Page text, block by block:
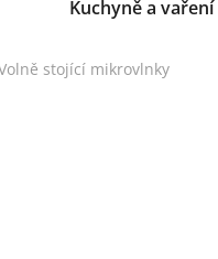
Kuchyně a vaření
stojící mikrovlnky